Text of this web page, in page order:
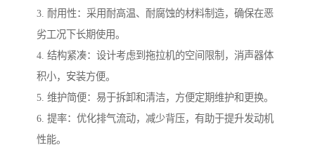
3. 耐用性：采用耐高温、耐腐蚀的材料制造，确保在恶
劣工况下长期使用。
4. 结构紧凑：设计考虑到拖拉机的空间限制，消声器体
积小，安装方便。
5. 维护简便：易于拆卸和清洁，方便定期维护和更换。
6. 提率：优化排气流动，减少背压，有助于提升发动机
性能。